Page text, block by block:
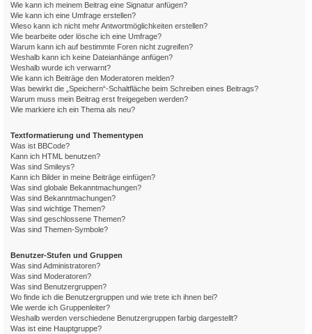
Wie kann ich meinem Beitrag eine Signatur anfügen?
Wie kann ich eine Umfrage erstellen?
Wieso kann ich nicht mehr Antwortmöglichkeiten erstellen?
Wie bearbeite oder lösche ich eine Umfrage?
Warum kann ich auf bestimmte Foren nicht zugreifen?
Weshalb kann ich keine Dateianhänge anfügen?
Weshalb wurde ich verwarnt?
Wie kann ich Beiträge den Moderatoren melden?
Was bewirkt die „Speichern“-Schaltfläche beim Schreiben eines Beitrags?
Warum muss mein Beitrag erst freigegeben werden?
Wie markiere ich ein Thema als neu?
Textformatierung und Thementypen
Was ist BBCode?
Kann ich HTML benutzen?
Was sind Smileys?
Kann ich Bilder in meine Beiträge einfügen?
Was sind globale Bekanntmachungen?
Was sind Bekanntmachungen?
Was sind wichtige Themen?
Was sind geschlossene Themen?
Was sind Themen-Symbole?
Benutzer-Stufen und Gruppen
Was sind Administratoren?
Was sind Moderatoren?
Was sind Benutzergruppen?
Wo finde ich die Benutzergruppen und wie trete ich ihnen bei?
Wie werde ich Gruppenleiter?
Weshalb werden verschiedene Benutzergruppen farbig dargestellt?
Was ist eine Hauptgruppe?